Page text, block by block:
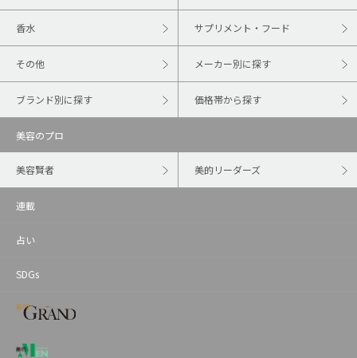
香水 サプリメント・フード
その他 メーカー別に探す
ブランド別に探す 価格帯から探す
美容のプロ
美容賢者 美的リーダーズ
連載
占い
SDGs